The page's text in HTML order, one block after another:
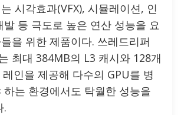
시각효과(VFX), 시뮬레이션, 인
발 등 극도로 높은 연산 성능을 요
을 위한 제품이다. 쓰레드리퍼
최대 384MB의 L3 캐시와 128개
레인을 제공해 다수의 GPU를 병
하는 환경에서도 탁월한 성능을
.